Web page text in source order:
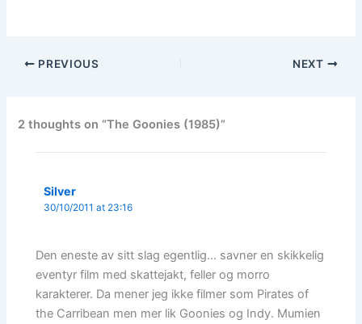
PREVIOUS NEXT
2 thoughts on “The Goonies (1985)”
Silver
30/10/2011 at 23:16
Den eneste av sitt slag egentlig… savner en skikkelig
eventyr film med skattejakt, feller og morro
karakterer. Da mener jeg ikke filmer som Pirates of
the Carribean men mer lik Goonies og Indy. Mumien